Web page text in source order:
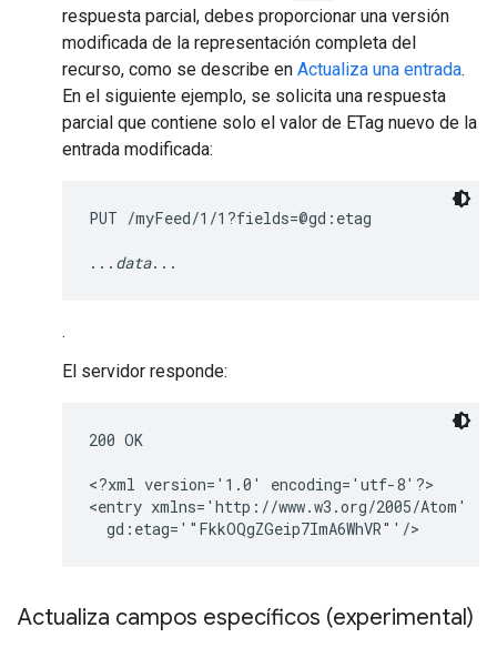
respuesta parcial, debes proporcionar una versión
modificada de la representación completa del
recurso, como se describe en Actualiza una entrada.
En el siguiente ejemplo, se solicita una respuesta
parcial que contiene solo el valor de ETag nuevo de la
entrada modificada:
PUT /myFeed/1/1?fields=@gd:etag
... data...
.
El servidor responde:
200 OK
<?xml version='1.0' encoding='utf-8'?>
<entry xmlns='http://www.w3.org/2005/Atom'
  gd:etag='"FkkOQgZGeip7ImA6WhVR"'/>
Actualiza campos específicos (experimental)